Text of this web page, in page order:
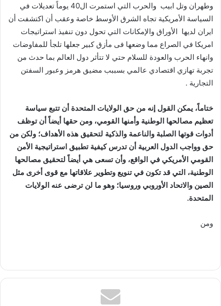
وطهران وتل ابيب والحرب التي استمرت ال40 يوماً تعديلات في
السياسة الأمريكية تجاه الشرق الأوسط خاصة وعقب أن اكتشفت أن
ايران لديها الأوراق والإمكانات التي تحول دون تنفيذ استراتيجات
امريكا في الصراع مما وضعها فى مأزق كبير جعلها تلجأ للمفاوضات
وانهاء الحرب والعودة للسلام حتي لا تتأثر دول العالم بما حدث من
تجربة تهازي اقتصادي عالمي بسببب مضيق هرمز وعبور السفتن
التجارية .
ختاماً، يمكن القول إنه من حق الولايات المتحدة أن تتبع سياسة
تعظيم مصالحها الوطنية وأمنها القومي، ومن حقها أيضاً أن توظف
أدوات قوتها الصلبة والناعمة والذكية لتحقيق هذه الأهداف؛ ولكن من
حق وواجب الدول العربية أن تدرس كيفية تطبيق استراتيجية الأمن
القومي الأمريكي في الواقع، وأن تسعى هي أيضاً لتحقيق مصالحها
الوطنية، التي قد تكون في تنويع وتطوير علاقاتها مع قوى أخرى مثل
الصين والاتحاد الأوروبي وروسيا؛ وهو ما لن ترضى عنه الولايات
المتحدة.
ومن